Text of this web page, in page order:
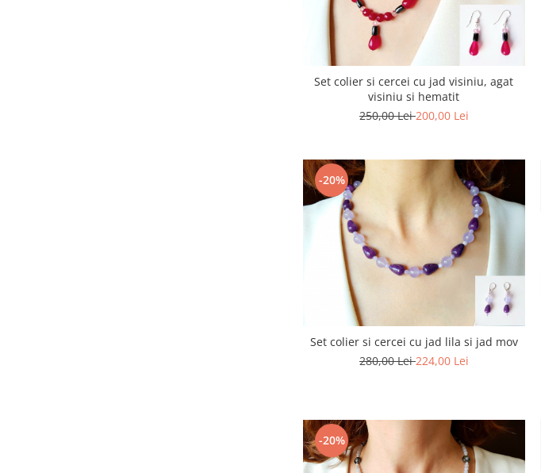
Set colier si cercei cu jad visiniu, agat
visiniu si hematit
250,00 Lei200,00 Lei
-20%
Set colier si cercei cu jad lila si jad mov
280,00 Lei224,00 Lei
-20%